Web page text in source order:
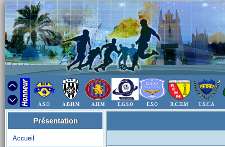
A.S.O A.B.H.M A.H.M E.G.S.O E.S.O R.C.H.M U.S.C.A
Présentation
Accueil